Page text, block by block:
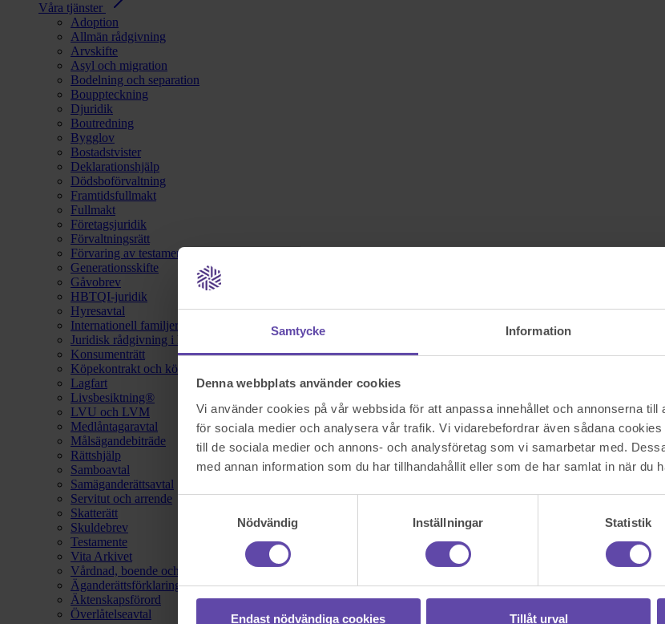
Samtycke Information
Denna webbplats använder cookies
Vi använder cookies på vår webbsida för att anpassa innehållet och annonserna till
för sociala medier och analysera vår trafik. Vi vidarebefordrar även sådana
till de sociala medier och annons- och analysföretag som vi samarbetar med.
med annan information som du har tillhandahållit eller som de har samlat in när du
Nödvändig
Inställningar Statistik
Endast nödvändiga cookies Tillåt urval
Våra tjänster
Adoption
Allmän rådgivning
Arvskifte
Asyl och migration
Bodelning och separation
Bouppteckning
Djuridik
Boutredning
Bygglov
Bostadstvister
Deklarationshjälp
Dödsboförvaltning
Framtidsfullmakt
Fullmakt
Företagsjuridik
Förvaltningsrätt
Förvaring av testamente
Generationsskifte
Gåvobrev
HBTQI-juridik
Hyresavtal
Internationell familjerätt
Juridisk rådgivning i hemförsäkring
Konsumenträtt
Köpekontrakt och köpebrev
Lagfart
Livsbesiktning®
LVU och LVM
Medlåntagaravtal
Målsägandebiträde
Rättshjälp
Samboavtal
Samäganderättsavtal
Servitut och arrende
Skatterätt
Skuldebrev
Testamente
Vita Arkivet
Vårdnad, boende och umgänge
Äganderättsförklaring
Äktenskapsförord
Överlåtelseavtal